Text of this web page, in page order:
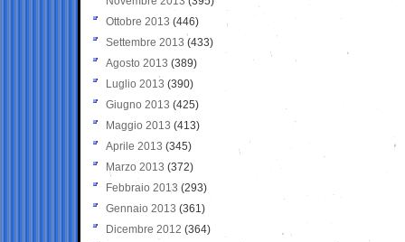
Ottobre 2013 (446)
Settembre 2013 (433)
Agosto 2013 (389)
Luglio 2013 (390)
Giugno 2013 (425)
Maggio 2013 (413)
Aprile 2013 (345)
Marzo 2013 (372)
Febbraio 2013 (293)
Gennaio 2013 (361)
Dicembre 2012 (364)